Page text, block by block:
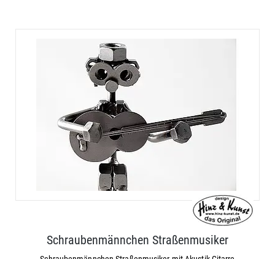
Schraubenmännchen Straßenmusiker